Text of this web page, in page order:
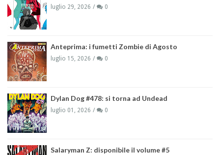
luglio 29, 2026 0
Anteprima: i fumetti Zombie di Agosto
luglio 15, 2026 0
Dylan Dog #478: si torna ad Undead
luglio 01, 2026 0
Salaryman Z: disponibile il volume #5